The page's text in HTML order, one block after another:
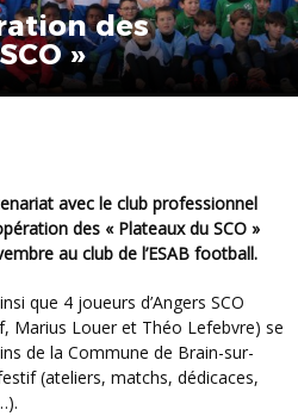
des
»
des « Plateaux du SCO »
au club de l’ESAB football.
Marius Louer et Théo Lefebvre) se
de la Commune de Brain-sur-
(ateliers, matchs, dédicaces,